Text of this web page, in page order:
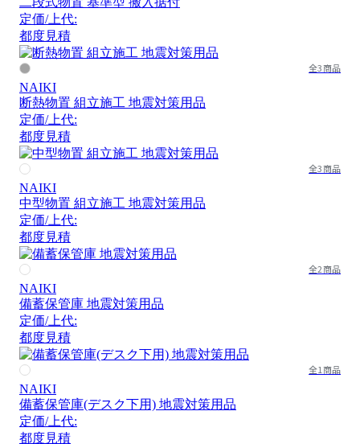
定価/上代:
都度見積
全3商品
NAIKI
断熱物置 組立施工 地震対策用品
定価/上代:
都度見積
全3商品
NAIKI
中型物置 組立施工 地震対策用品
定価/上代:
都度見積
全2商品
NAIKI
備蓄保管庫 地震対策用品
定価/上代:
都度見積
全1商品
NAIKI
備蓄保管庫(デスク下用) 地震対策用品
定価/上代:
都度見積